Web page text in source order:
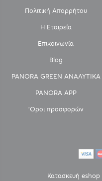
Πολιτική Απορρήτου
Η Εταιρεία
Επικοινωνία
Blog
PANORA GREEN ΑΝΑΛΥΤΙΚΑ
PANORA APP
'Οροι προσφορών
Κατασκευή eshop